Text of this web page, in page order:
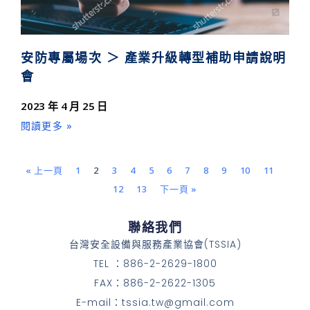
安防專屬場次 ＞ 產業升級轉型補助申請說明
會
2023 年 4 月 25 日
閱讀更多 »
« 上一頁 1 2 3 4 5 6 7 8 9 10
11
12
13 下一頁 »
聯絡我們
台灣安全設備與服務產業協會(TSSIA)
TEL ：886-2-2629-1800
FAX：886-2-2622-1305
E-mail：tssia.tw@gmail.com